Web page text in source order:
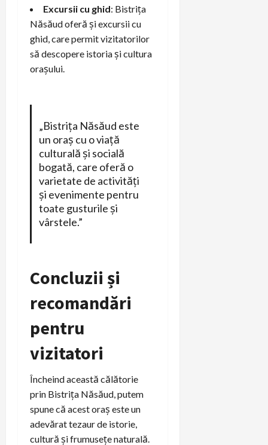
Excursii cu ghid: Bistrița
Năsăud oferă și excursii cu
ghid, care permit vizitatorilor
să descopere istoria și cultura
orașului.
„Bistrița Năsăud este
un oraș cu o viață
culturală și socială
bogată, care oferă o
varietate de activități
și evenimente pentru
toate gusturile și
vârstele.”
Concluzii și
recomandări
pentru
vizitatori
Încheind această călătorie
prin Bistrița Năsăud, putem
spune că acest oraș este un
adevărat tezaur de istorie,
cultură și frumusețe naturală.